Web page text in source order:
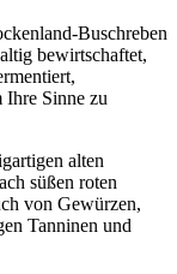
Buschreben
bewirtschaftet,
Ihre Sinne zu
alten
süßen roten
von Gewürzen,
Tanninen und